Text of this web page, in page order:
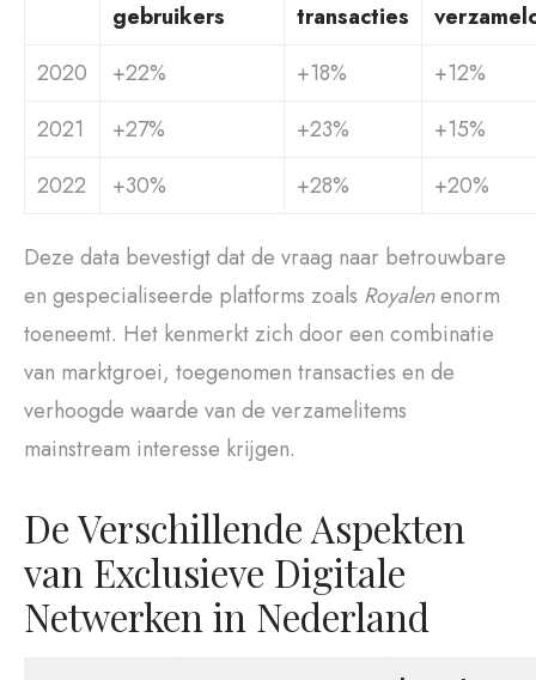
gebruikers
transacties
2020
+22% +18%
+12%
2021
+27% +23%
+15%
2022
+30% +28% +20%
Deze data bevestigt dat de vraag naar betrouwbare
en gespecialiseerde platforms zoals Royalenenorm
toeneemt. Het kenmerkt zich door een combinatie
van marktgroei, toegenomen transacties en de
verhoogde waarde van de verzamelitems
mainstream interesse krijgen.
De Verschillende Aspekten
van Exclusieve Digitale
Netwerken in Nederland